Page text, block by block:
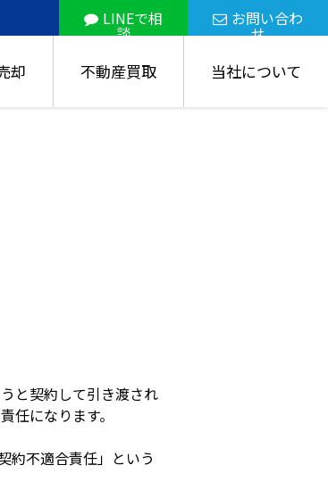
LINEで相
談
お問い合わ
せ
却 不動産買取 当社について
と契約して引き渡され
任になります。
約不適合責任」という